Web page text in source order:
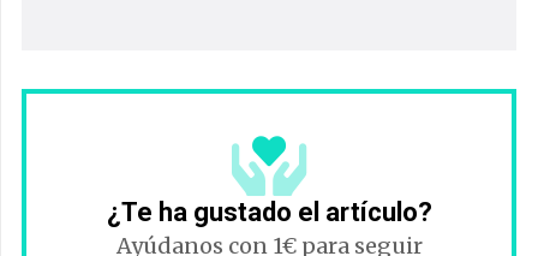
¿Te ha gustado el artículo?
Ayúdanos con 1€ para seguir